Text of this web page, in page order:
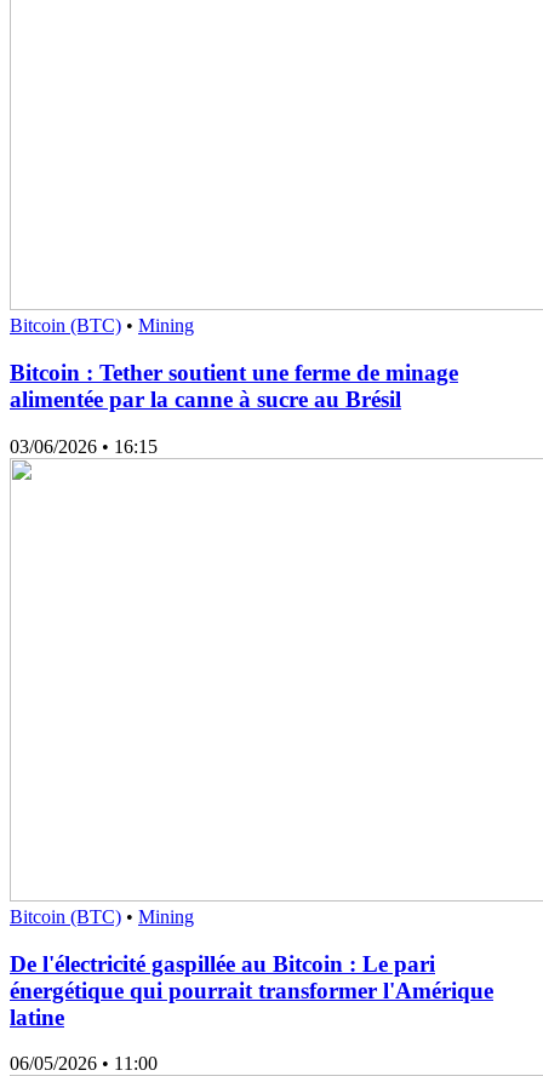
Bitcoin (BTC) • Mining
Bitcoin : Tether soutient une ferme de minage
alimentée par la canne à sucre au Brésil
03/06/2026 • 16:15
Bitcoin (BTC) • Mining
De l'électricité gaspillée au Bitcoin : Le pari
énergétique qui pourrait transformer l'Amérique
latine
06/05/2026 • 11:00